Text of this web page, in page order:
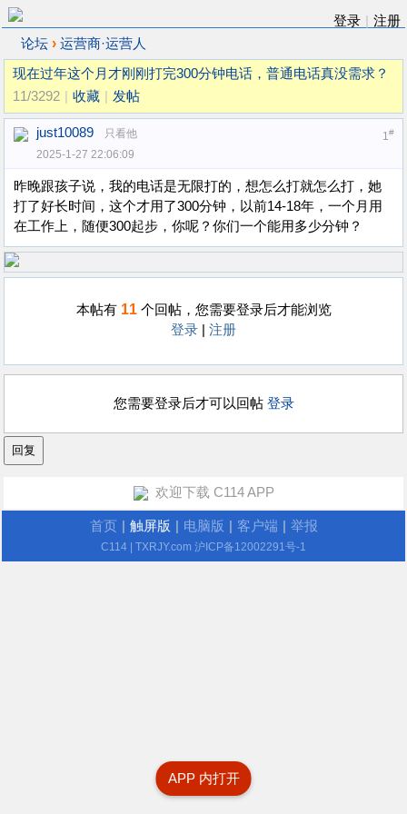
登录
注册
论坛 › 运营商·运营人
现在过年这个月才刚刚打完300分钟电话，普通电话真没需求？
11/3292
收藏 发帖
1#
just10089
只看他
2025-1-27 22:06:09
昨晚跟孩子说，我的电话是无限打的，想怎么打就怎么打，她
打了好长时间，这个才用了300分钟，以前14-18年，一个月用
在工作上，随便300起步，你呢？你们一个能用多少分钟？
本帖有 11个回帖，您需要登录后才能浏览
登录
注册
您需要登录后才可以回帖 登录
APP 内打开
欢迎下载 C114 APP
首页 触屏版 电脑版 客户端 举报
C114 | TXRJY.com 沪ICP备12002291号-1